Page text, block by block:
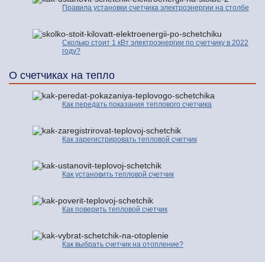
Правила установки счетчика электроэнергии на столбе
Сколько стоит 1 кВт электроэнергии по счетчику в 2022
году?
О счетчиках на тепло
Как передать показания теплового счетчика
Как зарегистрировать тепловой счетчик
Как установить тепловой счетчик
Как поверить тепловой счетчик
Как выбрать счетчик на отопление?